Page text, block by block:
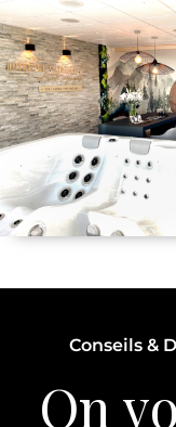
Conseils &
On